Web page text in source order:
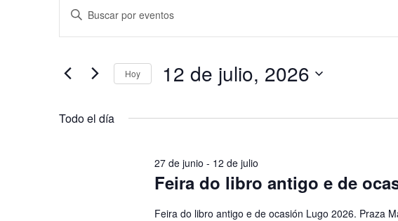
Eventos
en
12
julio,
Navegación
de
búsqueda
vistas
Introduce
palabra
Busca
Eventos
palabra
Hoy 12 de julio, 2026
Todo el día
Feira do libro antigo e de
27 de junio - 12 de julio
Feira do libro antigo e de ocasión Lugo 2026. Praza